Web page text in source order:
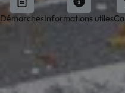
DémarchesInformations utiles